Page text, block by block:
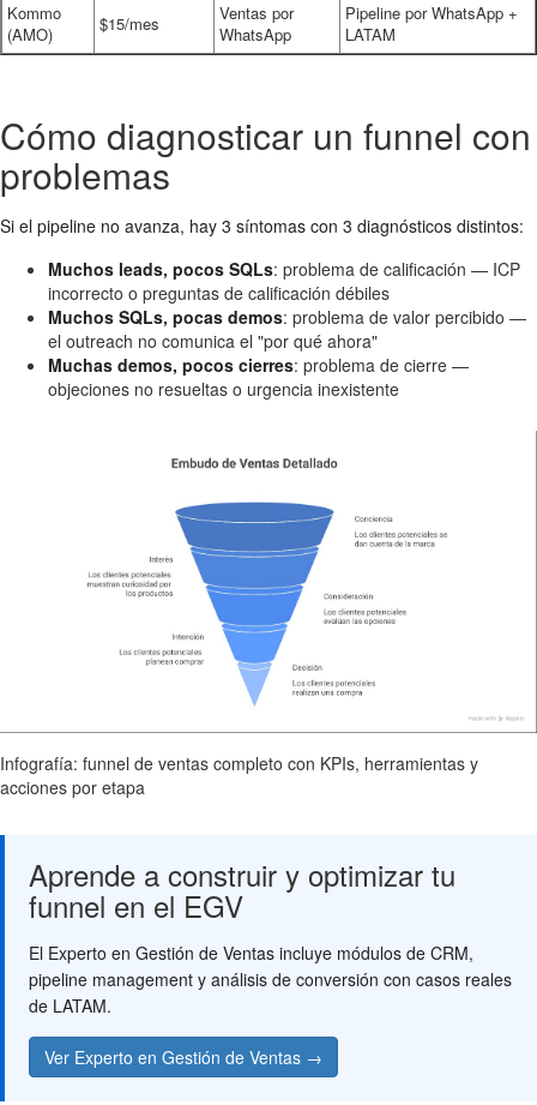
Kommo
(AMO)
$15/mes
Ventas por
WhatsApp
Pipeline por WhatsApp +
LATAM
Cómo diagnosticar un funnel con
problemas
Si el pipeline no avanza, hay 3 síntomas con 3 diagnósticos distintos:
Muchos leads, pocos SQLs: problema de calificación — ICP
incorrecto o preguntas de calificación débiles
Muchos SQLs, pocas demos: problema de valor percibido —
el outreach no comunica el "por qué ahora"
Muchas demos, pocos cierres: problema de cierre —
objeciones no resueltas o urgencia inexistente
Infografía: funnel de ventas completo con KPIs, herramientas y
acciones por etapa
Aprende a construir y optimizar tu
funnel en el EGV
El Experto en Gestión de Ventas incluye módulos de CRM,
pipeline management y análisis de conversión con casos reales
de LATAM.
Ver Experto en Gestión de Ventas →